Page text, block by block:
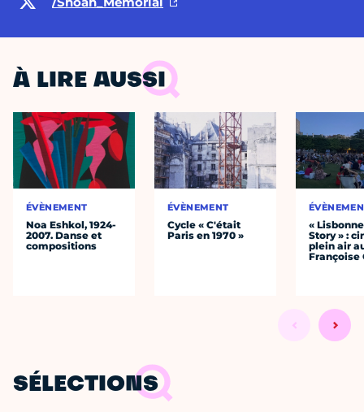
À LIRE AUSSI
ÉVÈNEMENT
Noa Eshkol, 1924-
2007. Danse et
compositions
ÉVÈNEMENT
Cycle « C'était
Paris en 1970 »
« Lisbonne
Story » :
plein air
Françoise
SÉLECTIONS